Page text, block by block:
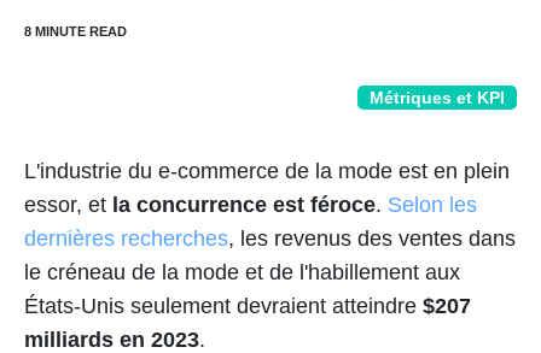
Métriques et KPI
L'industrie du e-commerce de la mode est en plein
essor, et la concurrence est féroce. Selon les
dernières recherches, les revenus des ventes dans
le créneau de la mode et de l'habillement aux
États-Unis seulement devraient atteindre $207
milliards en 2023.